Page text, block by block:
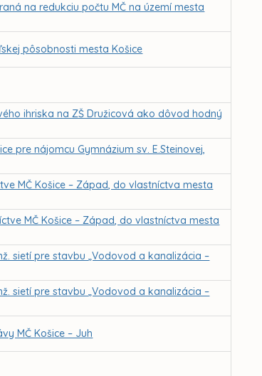
na redukciu počtu MČ na území mesta
pôsobnosti mesta Košice
ihriska na ZŠ Družicová ako dôvod hodný
pre nájomcu Gymnázium sv. E.Steinovej,
MČ Košice – Západ, do vlastníctva mesta
MČ Košice – Západ, do vlastníctva mesta
sietí pre stavbu „Vodovod a kanalizácia –
sietí pre stavbu „Vodovod a kanalizácia –
MČ Košice – Juh